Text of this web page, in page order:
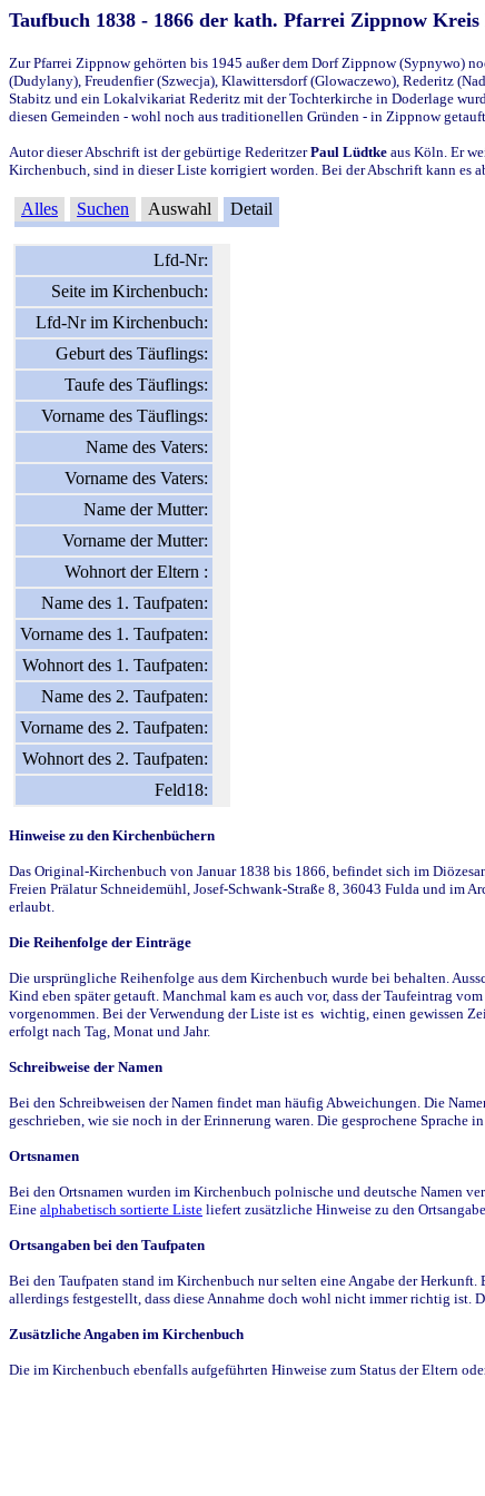
Taufbuch 1838 - 1866 der kath. Pfarrei Zippnow Kreis
Zur Pfarrei Zippnow gehörten bis 1945 außer dem Dorf Zippnow (Sypnywo)
(Dudylany), Freudenfier (Szwecja), Klawittersdorf (Glowaczewo), Rederitz
Stabitz und ein Lokalvikariat Rederitz mit der Tochterkirche in Doderlage
diesen Gemeinden - wohl noch aus traditionellen Gründen - in Zippnow getauft
Autor dieser Abschrift ist der gebürtige RederitzerPaul Lüdtke aus Köln. Er
Kirchenbuch, sind in dieser Liste korrigiert worden. Bei der Abschrift kann es
Alles Suchen Auswahl Detail
Lfd-Nr:
Seite im Kirchenbuch:
Lfd-Nr im Kirchenbuch:
Geburt des Täuflings:
Taufe des Täuflings:
Vorname des Täuflings:
Name des Vaters:
Vorname des Vaters:
Name der Mutter:
Vorname der Mutter:
Wohnort der Eltern :
Name des 1. Taufpaten:
Vorname des 1. Taufpaten:
Wohnort des 1. Taufpaten:
Name des 2. Taufpaten:
Vorname des 2. Taufpaten:
Wohnort des 2. Taufpaten:
Feld18:
Hinweise zu den Kirchenbüchern
Das Original-Kirchenbuch von Januar 1838 bis 1866, befindet sich im
Freien Prälatur Schneidemühl, Josef-Schwank-Straße 8, 36043 Fulda und im
erlaubt.
Die Reihenfolge der Einträge
Die ursprüngliche Reihenfolge aus dem Kirchenbuch wurde bei behalten.
Kind eben später getauft. Manchmal kam es auch vor, dass der Taufeintrag
vorgenommen. Bei der Verwendung der Liste ist es wichtig, einen gewissen
erfolgt nach Tag, Monat und Jahr.
Schreibweise der Namen
Bei den Schreibweisen der Namen findet man häufig Abweichungen. Die
geschrieben, wie sie noch in der Erinnerung waren. Die gesprochene
Ortsnamen
Bei den Ortsnamen wurden im Kirchenbuch polnische und deutsche Namen
Eine alphabetisch sortierte Liste liefert zusätzliche Hinweise zu den
Ortsangaben bei den Taufpaten
Bei den Taufpaten stand im Kirchenbuch nur selten eine Angabe der
allerdings festgestellt, dass diese Annahme doch wohl nicht immer richtig ist.
Zusätzliche Angaben im Kirchenbuch
Die im Kirchenbuch ebenfalls aufgeführten Hinweise zum Status der Eltern